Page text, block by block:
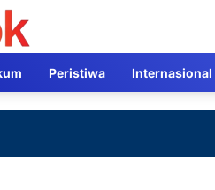
Peristiwa Internasional